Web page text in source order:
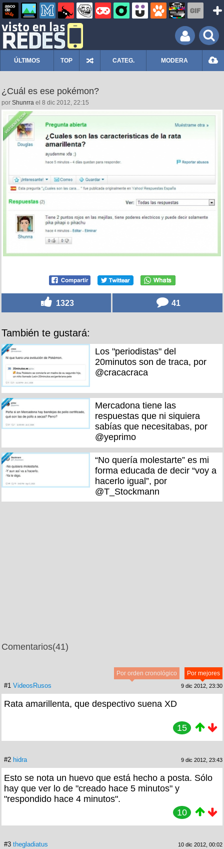
ÚLTIMOS TOP CATEG. MODERA
¿Cuál es ese pokémon?
por Shunrra el 8 dic 2012, 22:15
1323 41
También te gustará:
Los "periodistas" del
20minutos son de traca, por
@cracacraca
Mercadona tiene las
respuestas que ni siquiera
sabías que necesitabas, por
@yeprimo
“No quería molestarte” es mi
forma educada de decir “voy a
hacerlo igual”, por
@T_Stockmann
Comentarios(41)
Por mejores
Por orden cronológico
#1 VideosRusos 9 dic 2012, 23:30
Rata amarillenta, que despectivo suena XD
15
#2 hidra 9 dic 2012, 23:43
Esto se nota un huevo que está hecho a posta. Sólo
hay que ver lo de "creado hace 5 minutos" y
"respondido hace 4 minutos".
10
#3 thegladiatus 10 dic 2012, 00:02